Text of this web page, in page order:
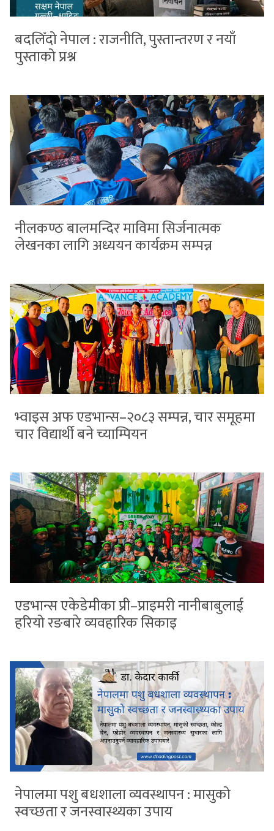
बदलिँदो नेपाल : राजनीति, पुस्तान्तरण र नयाँ
पुस्ताको प्रश्न
नीलकण्ठ बालमन्दिर माविमा सिर्जनात्मक
लेखनका लागि अध्ययन कार्यक्रम सम्पन्न
भ्वाइस अफ एडभान्स–२०८३ सम्पन्न, चार समूहमा
चार विद्यार्थी बने च्याम्पियन
एडभान्स एकेडेमीका प्री–प्राइमरी नानीबाबुलाई
हरियो रङबारे व्यवहारिक सिकाइ
नेपालमा पशु बधशाला व्यवस्थापन : मासुको
स्वच्छता र जनस्वास्थ्यका उपाय